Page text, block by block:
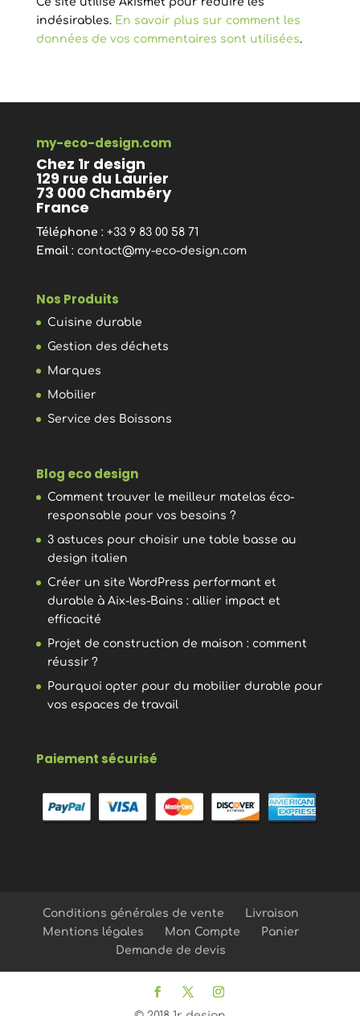
indésirables. En savoir plus sur comment les
données de vos commentaires sont utilisées.
my-eco-design.com
Chez 1r design
129 rue du Laurier
73 000 Chambéry
France
Téléphone : +33 9 83 00 58 71
Email: contact@my-eco-design.com
Nos Produits
Cuisine durable
Gestion des déchets
Marques
Mobilier
Service des Boissons
Blog eco design
Comment trouver le meilleur matelas éco-
responsable pour vos besoins ?
3 astuces pour choisir une table basse au
design italien
Créer un site WordPress performant et
durable à Aix-les-Bains : allier impact et
efficacité
Projet de construction de maison : comment
réussir ?
Pourquoi opter pour du mobilier durable pour
vos espaces de travail
Paiement sécurisé
Conditions générales de vente
Livraison
Mentions légales
Mon Compte
Panier
Demande de devis